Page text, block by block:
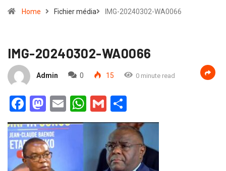
Home Fichier média IMG-20240302-WA0066
IMG-20240302-WA0066
Admin 0 15 0 minute read
Facebook
Mastodon
EmailWhatsApp
Gmail